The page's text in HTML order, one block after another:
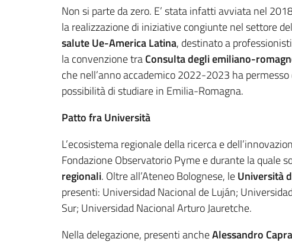
Non si parte da zero. E’ stata infatti avviata nel
la realizzazione di iniziative congiunte nel settore
salute Ue-America Latina, destinato a
la convenzione traConsulta degli emiliano-
che nell’anno accademico 2022-2023 ha
possibilità di studiare in Emilia-Romagna.
Patto fra Università
L’ecosistema regionale della ricerca e
Fondazione Observatorio Pyme e durante la quale
regionali. Oltre all’Ateneo Bolognese, leUniversità
presenti: Universidad Nacional de Luján;
Sur; Universidad Nacional Arturo Jauretche.
Nella delegazione, presenti ancheAlessandro